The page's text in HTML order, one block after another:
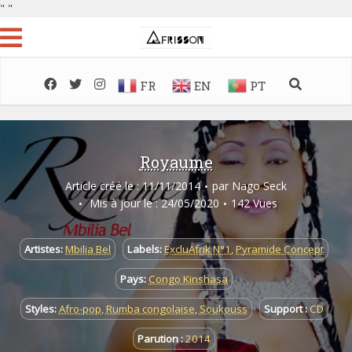
" "
FR EN PT
Royaume
Article créé le : 11/11/2014 par Nago Seck
Mis à jour le : 24/05/2020
142 Vues
Artistes:Mbilia Bel Labels:ExcluAfrik N°1 ,Pyramide Concept
Pays: Congo Kinshasa
Styles:Afro-pop, Rumba congolaise, Soukouss Support :CD
Parution :2014